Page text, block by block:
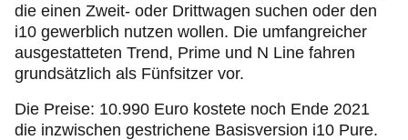
die einen Zweit- oder Drittwagen suchen oder den
i10 gewerblich nutzen wollen. Die umfangreicher
ausgestatteten Trend, Prime und N Line fahren
grundsätzlich als Fünfsitzer vor.
Die Preise: 10.990 Euro kostete noch Ende 2021
die inzwischen gestrichene Basisversion i10 Pure.